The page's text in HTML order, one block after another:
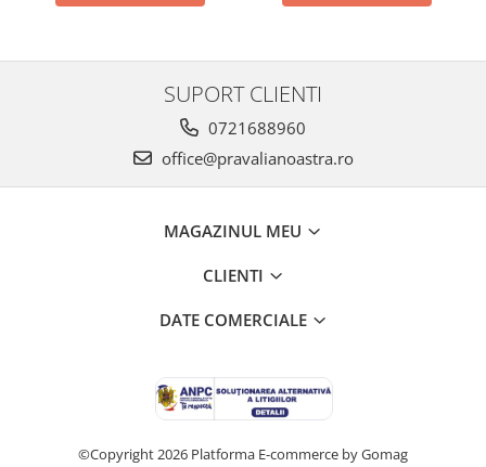
SUPORT CLIENTI
0721688960
office@pravalianoastra.ro
MAGAZINUL MEU
CLIENTI
DATE COMERCIALE
©Copyright 2026 Platforma E-commerce by Gomag